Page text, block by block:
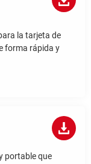
la tarjeta de
forma rápida y
portable que